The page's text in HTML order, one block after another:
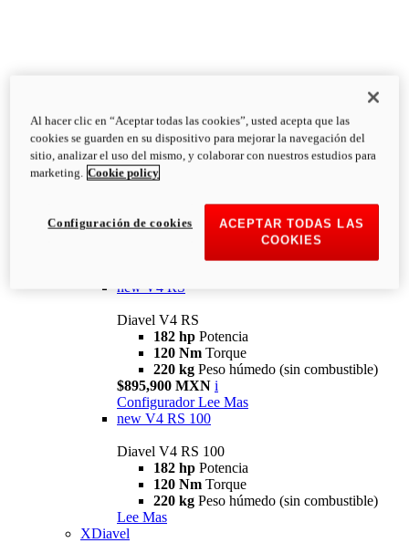
Diavel
V4
Diavel V4
126 NmTorque
223 kg
PESO HÚMEDO SIN
new V4 RS
Diavel V4 RS
182 hp Potencia
120 Nm Torque
220 kg Peso húmedo (sin combustible)
$895,900 MXN i
Configurador Lee Mas
new V4 RS 100
Diavel V4 RS 100
182 hp Potencia
120 Nm Torque
220 kg Peso húmedo (sin combustible)
Lee Mas
XDiavel
Al hacer clic en “Aceptar todas las cookies”, usted acepta que las
cookies se guarden en su dispositivo para mejorar la navegación del
sitio, analizar el uso del mismo, y colaborar con nuestros estudios para
marketing. Cookie policy
ACEPTAR TODAS LAS
COOKIES
Configuración de cookies